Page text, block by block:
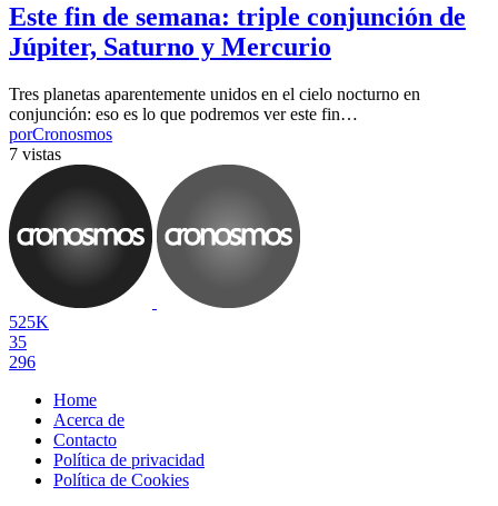
Este fin de semana: triple conjunción de
Júpiter, Saturno y Mercurio
Tres planetas aparentemente unidos en el cielo nocturno en
conjunción: eso es lo que podremos ver este fin…
porCronosmos
7 vistas
525K
35
296
Home
Acerca de
Contacto
Política de privacidad
Política de Cookies